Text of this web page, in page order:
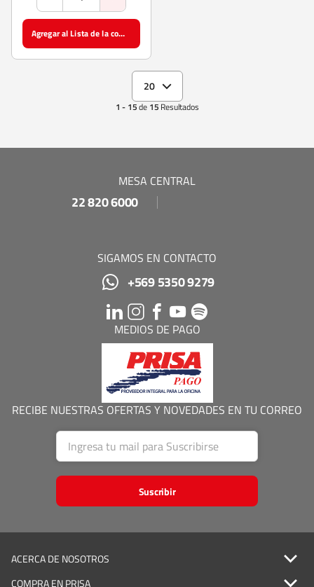
Agregar al Lista de la compra
1 - 15de 15 Resultados
20
MESA CENTRAL
22 820 6000
SIGAMOS EN CONTACTO
+569 5350 9279
MEDIOS DE PAGO
RECIBE NUESTRAS OFERTAS Y NOVEDADES EN TU CORREO
Suscribir
ACERCA DE NOSOTROS
COMPRA EN PRISA